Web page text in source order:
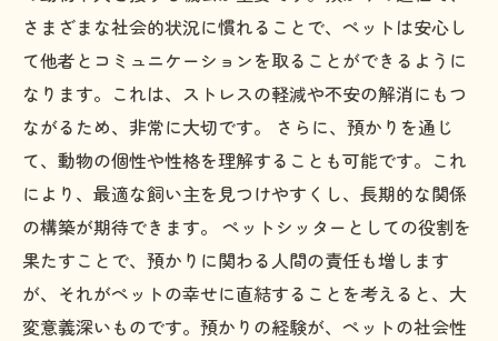
さまざまな社会的状況に慣れることで、ペットは安心し
て他者とコミュニケーションを取ることができるように
なります。これは、ストレスの軽減や不安の解消にもつ
ながるため、非常に大切です。 さらに、預かりを通じ
て、動物の個性や性格を理解することも可能です。これ
により、最適な飼い主を見つけやすくし、長期的な関係
の構築が期待できます。 ペットシッターとしての役割を
果たすことで、預かりに関わる人間の責任も増します
が、それがペットの幸せに直結することを考えると、大
変意義深いものです。預かりの経験が、ペットの社会性